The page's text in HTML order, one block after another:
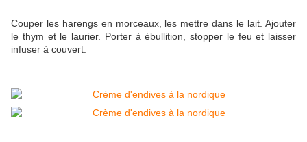
Couper les harengs en morceaux, les mettre dans le lait. Ajouter
le thym et le laurier. Porter à ébullition, stopper le feu et laisser
infuser à couvert.